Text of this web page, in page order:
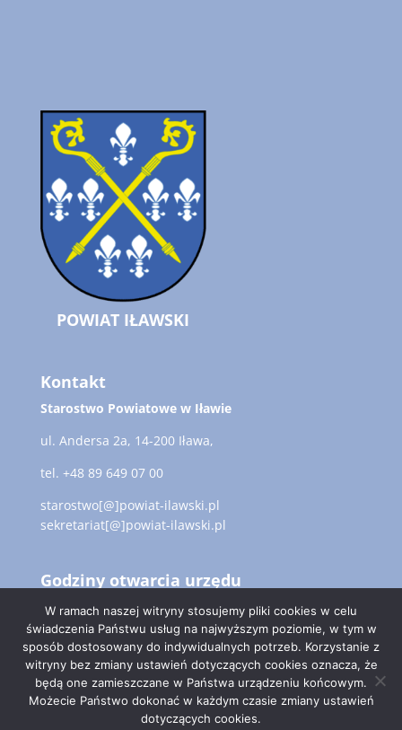
POWIAT IŁAWSKI
Kontakt
Starostwo Powiatowe w Iławie
ul. Andersa 2a, 14-200 Iława,
tel. +48 89 649 07 00
starostwo[@]powiat-ilawski.pl
sekretariat[@]powiat-ilawski.pl
Godziny otwarcia urzędu
poniedziałek – wtorek – czwartek: 7:00 – 15:30
piątek: 7:00 – 13:00
W ramach naszej witryny stosujemy pliki cookies w celu
świadczenia Państwu usług na najwyższym poziomie, w tym w
sposób dostosowany do indywidualnych potrzeb. Korzystanie z
witryny bez zmiany ustawień dotyczących cookies oznacza, że
będą one zamieszczane w Państwa urządzeniu końcowym.
Możecie Państwo dokonać w każdym czasie zmiany ustawień
dotyczących cookies.